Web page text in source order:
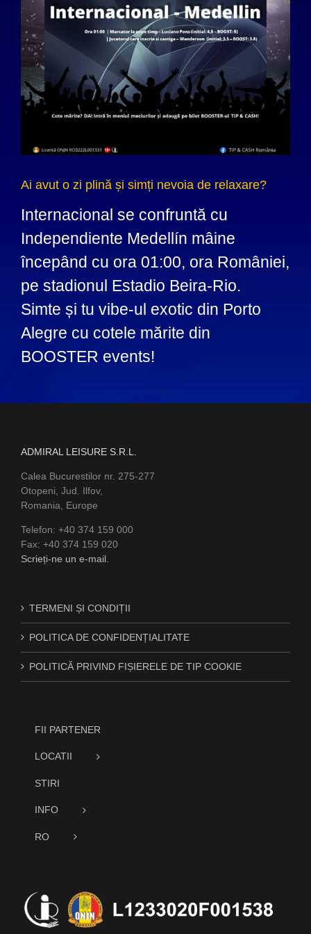
Ai avut o zi plină și simți nevoia de relaxare?
Internacional se confruntă cu
Independiente Medellín mâine
începând cu ora 01:00, ora României,
pe stadionul Estadio Beira-Rio.
Simte și tu vibe-ul exotic din Porto
Alegre cu cotele mărite din
BOOSTER events!
ADMIRAL LEISURE S.R.L.
Calea Bucurestilor nr. 275-277
Otopeni, Jud. Ilfov,
Romania, Europe
Telefon: +40 374 159 000
Fax: +40 374 159 020
Scrieți-ne un e-mail.
TERMENI ȘI CONDIȚII
POLITICA DE CONFIDENȚIALITATE
POLITICĂ PRIVIND FIȘIERELE DE TIP COOKIE
FII PARTENER
LOCATII
STIRI
INFO
RO